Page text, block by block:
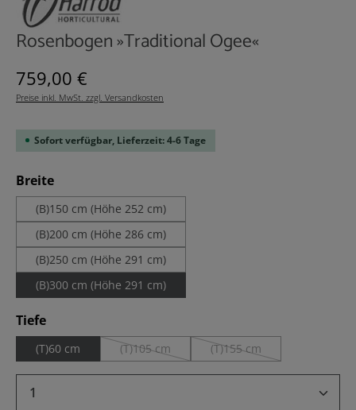
Rosenbogen »Traditional Ogee«
Regulärer Preis:
759,00 €
Preise inkl. MwSt. zzgl. Versandkosten
Sofort verfügbar, Lieferzeit: 4-6 Tage
Breiteauswählen
(B)150 cm (Höhe 252 cm)
(B)200 cm (Höhe 286 cm)
(B)250 cm (Höhe 291 cm)
(B)300 cm (Höhe 291 cm)
Tiefeauswählen
(T)60 cm (T)105 cm
(Diese Option ist zurzeit nicht verfügbar.)
(T)155 cm
(Diese Option ist zurzeit
Produkt Anzahl: Gib den gewünschten